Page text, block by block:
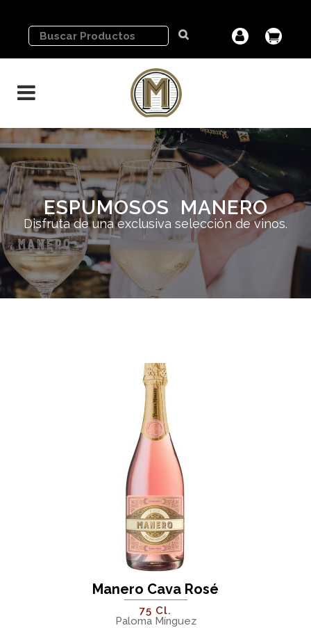
ESPUMOSOS MANERO
Disfruta de una exclusiva selección de vinos.
Manero Cava Rosé
75 Cl.
Paloma Mínguez